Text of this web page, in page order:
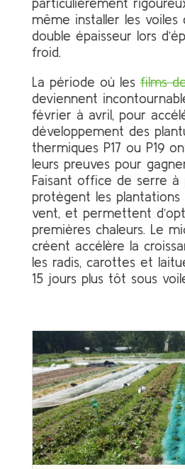
même installer les voiles
double épaisseur lors
froid.
La période où lesfilms
deviennent
février à avril, pour
développement des
thermiques P17 ou P19
leurs preuves pour
Faisant office de serre à
protègent les
vent, et permettent
premières chaleurs. Le
créent accélère la
les radis, carottes et
15 jours plus tôt sous